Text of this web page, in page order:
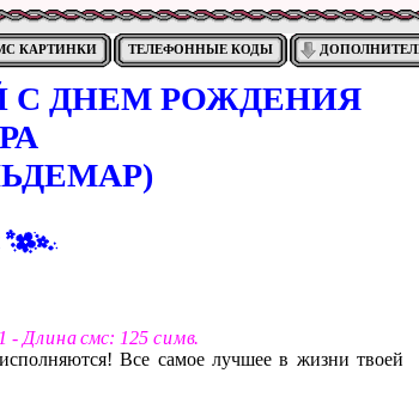
КАРТИНКИ ТЕЛЕФОННЫЕ КОДЫ
С ДНЕМ РОЖДЕНИЯ
- Д л и н асмс: 125 с и м в.
Все самое лучшее в жизни твоей